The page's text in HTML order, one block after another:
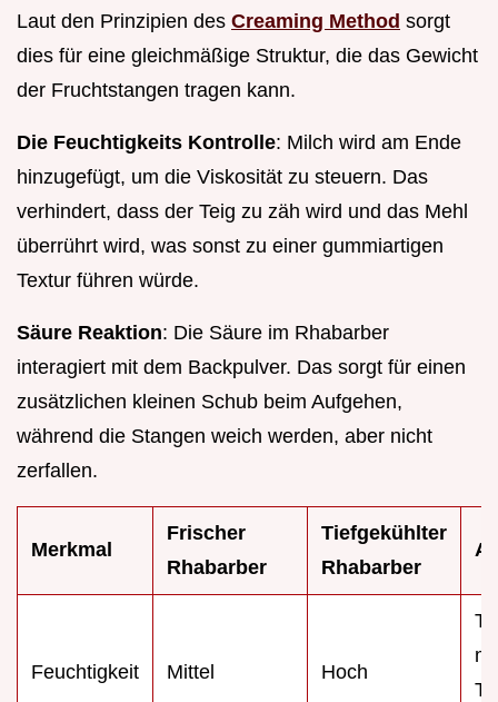
Laut den Prinzipien des Creaming Method sorgt
dies für eine gleichmäßige Struktur, die das Gewicht
der Fruchtstangen tragen kann.
Die Feuchtigkeits Kontrolle: Milch wird am Ende
hinzugefügt, um die Viskosität zu steuern. Das
verhindert, dass der Teig zu zäh wird und das Mehl
überrührt wird, was sonst zu einer gummiartigen
Textur führen würde.
Säure Reaktion: Die Säure im Rhabarber
interagiert mit dem Backpulver. Das sorgt für einen
zusätzlichen kleinen Schub beim Aufgehen,
während die Stangen weich werden, aber nicht
zerfallen.
Merkmal
Frischer
Rhabarber
Tiefgekühlter
Rhabarber
Feuchtigkeit Mittel Hoch